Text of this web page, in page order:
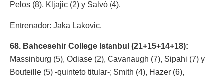
Pelos (8), Kljajic (2) y Salvó (4).
Entrenador: Jaka Lakovic.
68. Bahcesehir College Istanbul (21+15+14+18):
Massinburg (5), Odiase (2), Cavanaugh (7), Sipahi (7) y
Bouteille (5) -quinteto titular-; Smith (4), Hazer (6),